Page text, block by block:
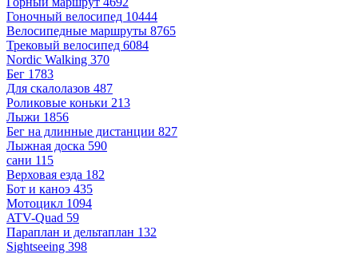
Гоночный велосипед 10444
Велосипедные маршруты 8765
Трековый велосипед 6084
Nordic Walking 370
Бег 1783
Для скалолазов 487
Роликовые коньки 213
Лыжи 1856
Бег на длинные дистанции 827
Лыжная доска 590
сани 115
Верховая езда 182
Бот и каноэ 435
Мотоцикл 1094
ATV-Quad 59
Параплан и дельтаплан 132
Sightseeing 398